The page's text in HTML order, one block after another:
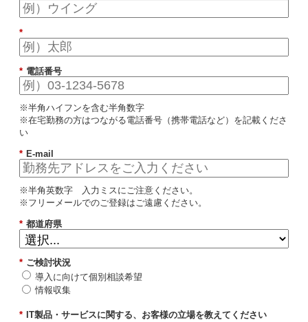
*
* 電話番号
※半角ハイフンを含む半角数字
※在宅勤務の方はつながる電話番号（携帯電話など）を記載くださ
い
* E-mail
※半角英数字 入力ミスにご注意ください。
※フリーメールでのご登録はご遠慮ください。
* 都道府県
* ご検討状況
導入に向けて個別相談希望
情報収集
* IT製品・サービスに関する、お客様の立場を教えてください